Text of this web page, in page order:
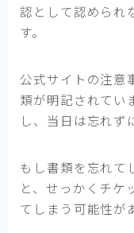
認として認められ
す。
公式サイトの注意
類が明記されてい
し、当日は忘れず
もし書類を忘れて
と、せっかくチケ
てしまう可能性が